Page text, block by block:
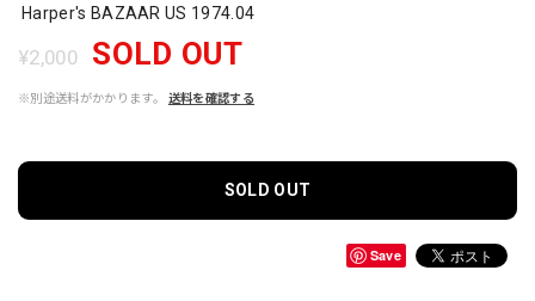
Harper's BAZAAR US 1974.04
¥2,000 SOLD OUT
※別途送料がかかります。 送料を確認する
SOLD OUT
Save